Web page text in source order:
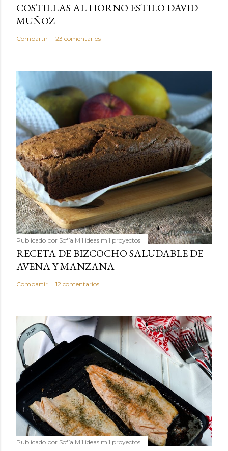
COSTILLAS AL HORNO ESTILO DAVID
MUÑOZ
Compartir 23 comentarios
Publicado por Sofía Mil ideas mil proyectos
RECETA DE BIZCOCHO SALUDABLE DE
AVENA Y MANZANA
Compartir 12 comentarios
Publicado por Sofía Mil ideas mil proyectos